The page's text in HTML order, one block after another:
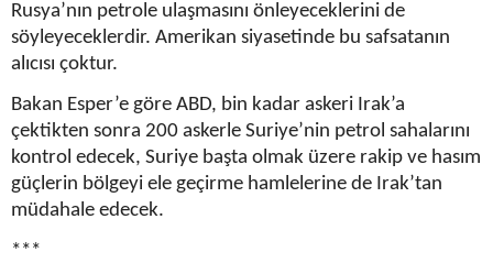
Rusya’nın petrole ulaşmasını önleyeceklerini de
söyleyeceklerdir. Amerikan siyasetinde bu safsatanın
alıcısı çoktur.
Bakan Esper’e göre ABD, bin kadar askeri Irak’a
çektikten sonra 200 askerle Suriye’nin petrol sahalarını
kontrol edecek, Suriye başta olmak üzere rakip ve hasım
güçlerin bölgeyi ele geçirme hamlelerine de Irak’tan
müdahale edecek.
***